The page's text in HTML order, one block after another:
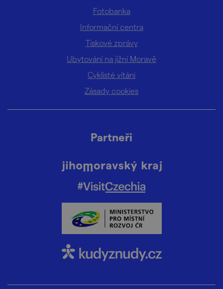
Fotobanka
Informační centra
Tiskové zprávy
Ubytování na jižní Moravě
Cyklisté vítáni
Zásady cookies
Partneři